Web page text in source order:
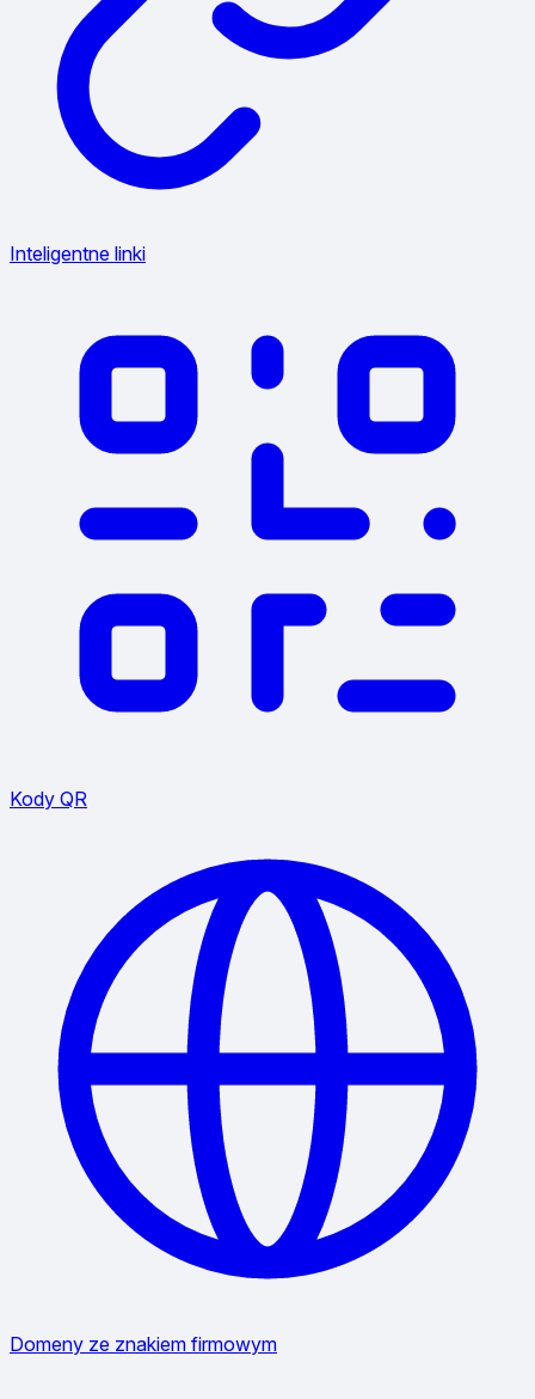
Inteligentne linki
Kody QR
Domeny ze znakiem firmowym